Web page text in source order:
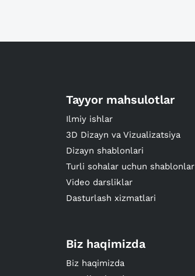
Tayyor mahsulotlar
Ilmiy ishlar
3D Dizayn va Vizualizatsiya
Dizayn shablonlari
Turli sohalar uchun shablonlar
Video darsliklar
Dasturlash xizmatlari
Biz haqimizda
Biz haqimizda